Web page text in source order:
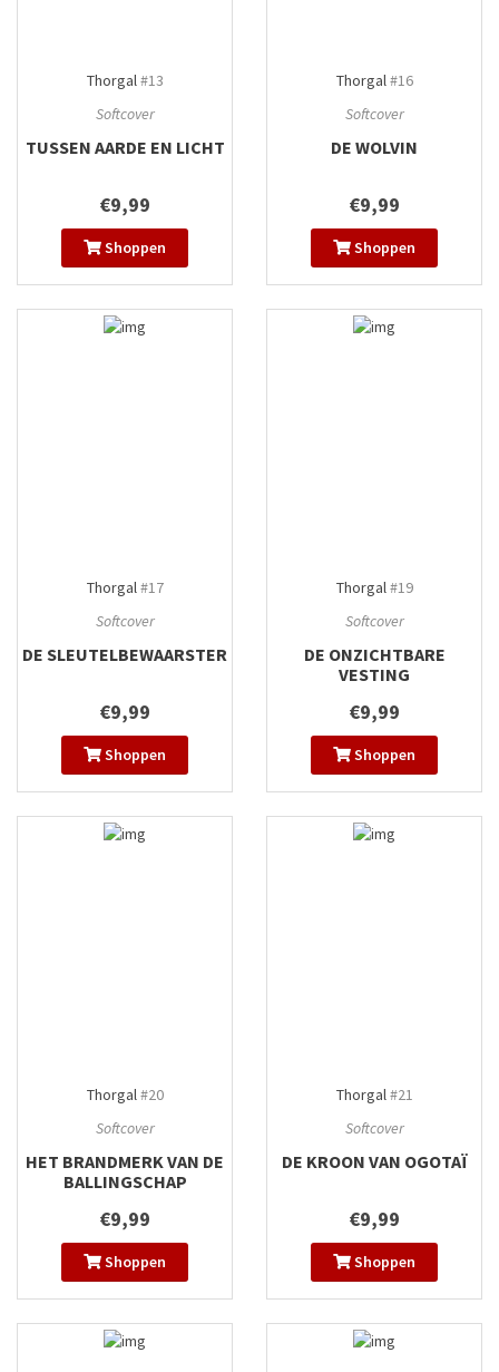
Thorgal#13
Softcover
TUSSEN AARDE EN LICHT
€9,99
Shoppen
Thorgal#16
Softcover
DE WOLVIN
€9,99
Shoppen
Thorgal#17
Softcover
DE SLEUTELBEWAARSTER
€9,99
Shoppen
Thorgal#19
Softcover
DE ONZICHTBARE
VESTING
€9,99
Shoppen
Thorgal#20
Softcover
HET BRANDMERK VAN DE
BALLINGSCHAP
€9,99
Shoppen
Thorgal#21
Softcover
DE KROON VAN OGOTAÏ
€9,99
Shoppen